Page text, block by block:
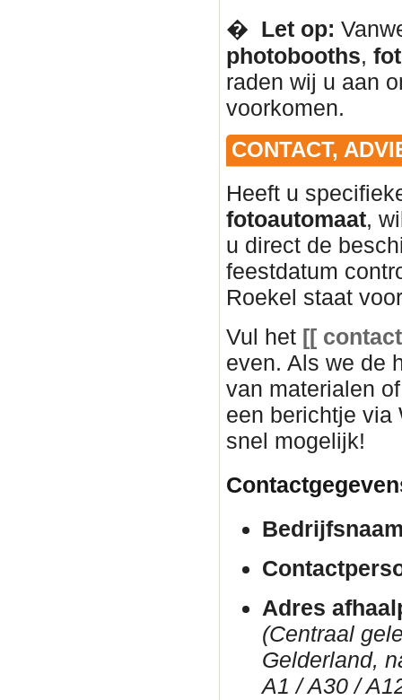
� ️ Let op:
photobooths,
raden wij u aan
voorkomen.
CONTACT,
Heeft u
fotoautomaat,
u direct de
feestdatum
Roekel staat
Vul het [[ c
even. Als we de
van materialen
een berichtje via
snel mogelijk!
Adres
(Centraal
Gelderland,
A1 / A30 /